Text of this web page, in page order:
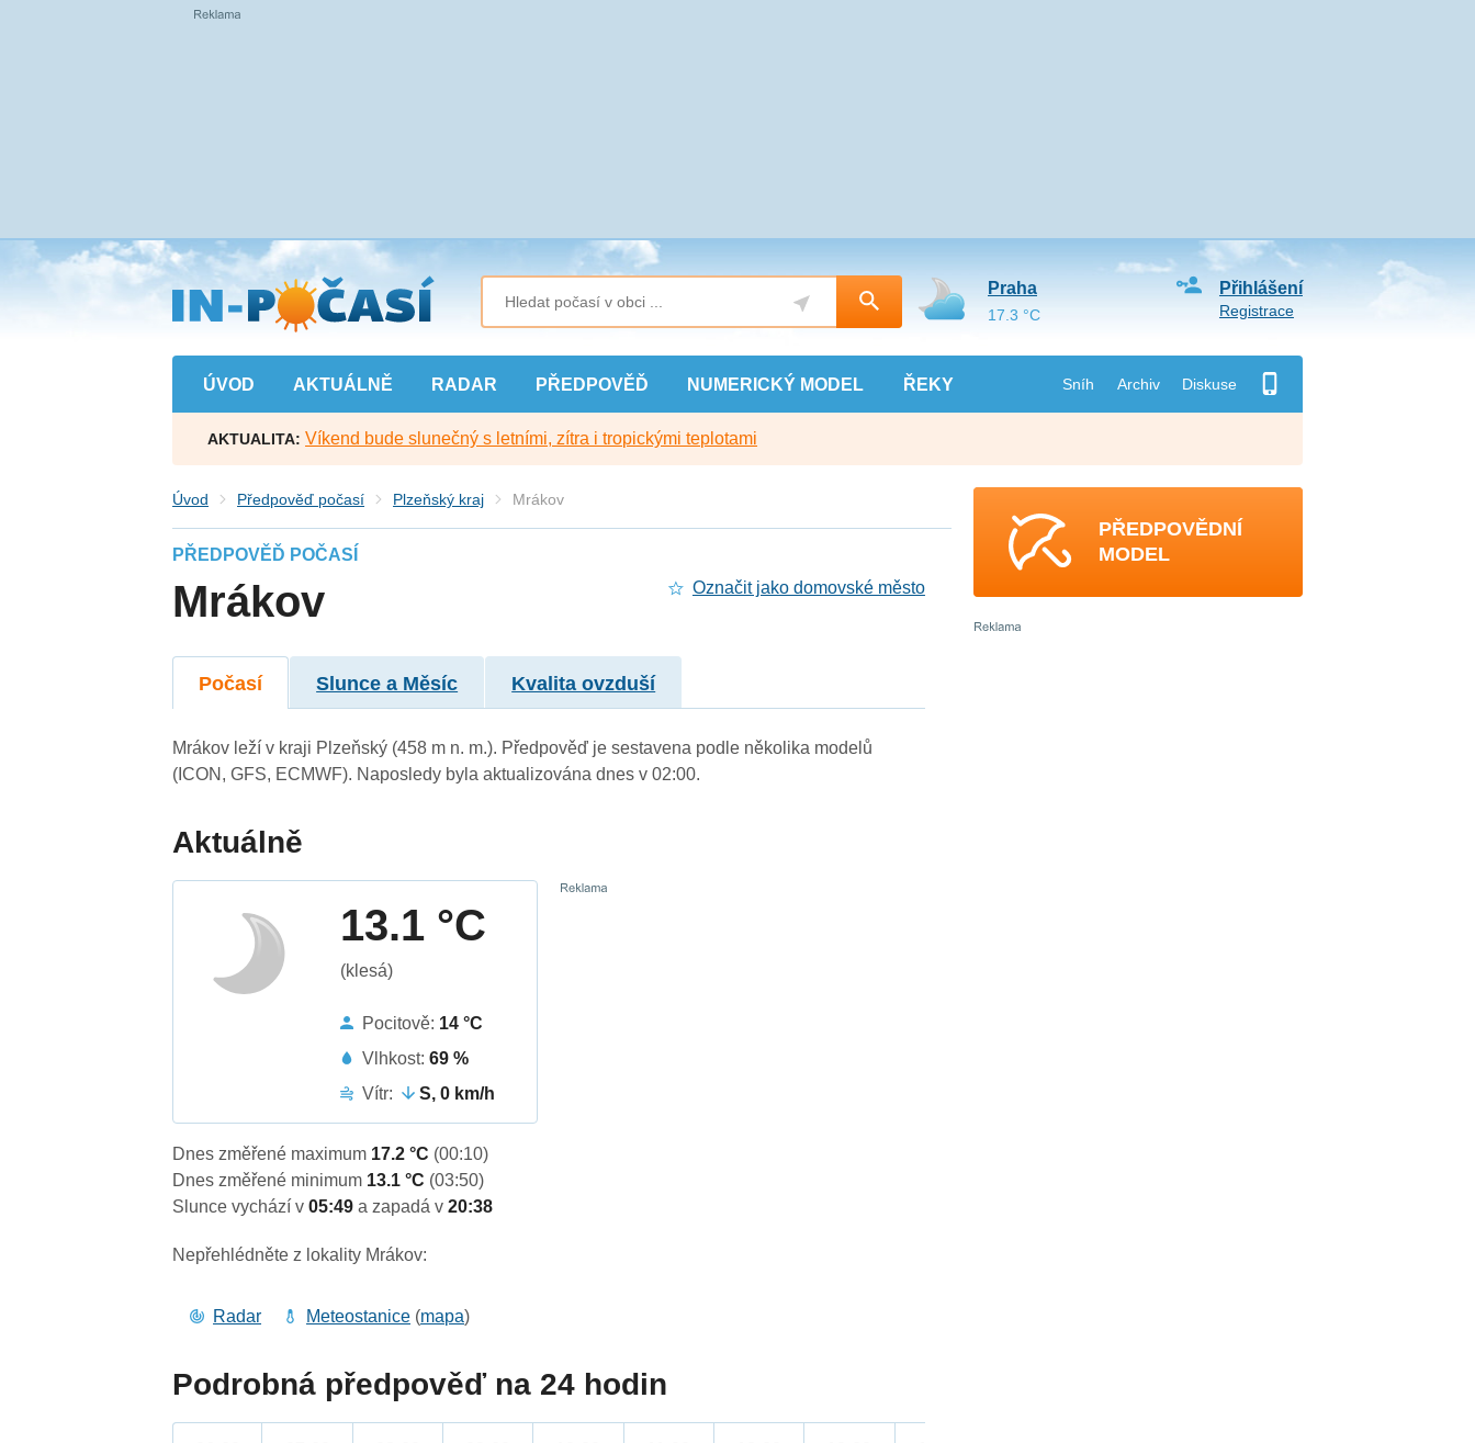
Přejít
na
hlavní
obsah
ÚVOD AKTUÁLNĚ RADAR PŘEDPOVĚĎ NUMERICKÝ MODEL ŘEKY Sníh Archiv Diskuse
Přihlášení
Registrace
Praha
17.3 °C
AKTUALITA: Víkend bude slunečný s letními, zítra i tropickými teplotami
Úvod Předpověď počasí Plzeňský kraj Mrákov
PŘEDPOVĚĎ POČASÍ
Mrákov Označit jako domovské město
Počasí Slunce a Měsíc Kvalita ovzduší
Mrákov leží v kraji Plzeňský (458 m n. m.). Předpověď je sestavena podle několika modelů
(ICON, GFS, ECMWF). Naposledy byla aktualizována dnes v 02:00.
Aktuálně
13.1 °C
(klesá)
Pocitově: 14 °C
Vlhkost:69 %
Vítr:
S, 0 km/h
Dnes změřené maximum 17.2 °C (00:10)
Dnes změřené minimum 13.1 °C (03:50)
Slunce vychází v05:49a zapadá v20:38
Nepřehlédněte z lokality Mrákov:
Radar Meteostanice (mapa)
Podrobná předpověď na 24 hodin
PŘEDPOVĚDNÍ
MODEL